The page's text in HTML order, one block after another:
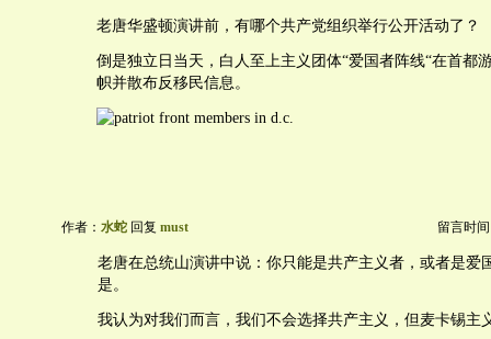
老唐华盛顿演讲前，有哪个共产党组织举行公开活动了？
倒是独立日当天，白人至上主义团体“爱国者阵线“在首都
帜并散布反移民信息。
作者： 水蛇 回复 must 留言时间
老唐在总统山演讲中说：你只能是共产主义者，或者是爱
是。
我认为对我们而言，我们不会选择共产主义，但麦卡锡主